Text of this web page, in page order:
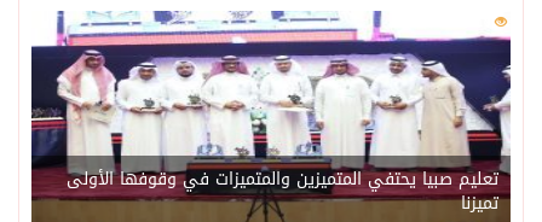
210
تعليم صبيا يحتفي المتميزين والمتميزات في وقوفها الأولى
تميزنا